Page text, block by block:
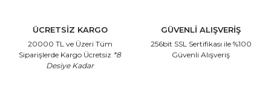
ÜCRETSİZ KARGO
20000 TL ve Üzeri Tüm
Siparişlerde Kargo Ücretsiz *8
Desiye Kadar
GÜVENLİ ALIŞVERİŞ
256bit SSL Sertifikası ile %100
Güvenli Alışveriş